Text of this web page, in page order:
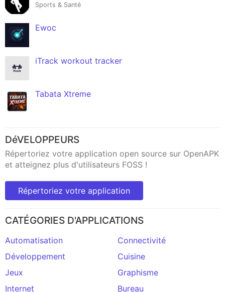
Sports & Santé
Ewoc
iTrack workout tracker
Tabata Xtreme
DéVELOPPEURS
Répertoriez votre application open source sur OpenAPK
et atteignez plus d'utilisateurs FOSS !
Répertoriez votre application
CATÉGORIES D'APPLICATIONS
Automatisation
Connectivité
Développement
Cuisine
Jeux
Graphisme
Internet
Bureau